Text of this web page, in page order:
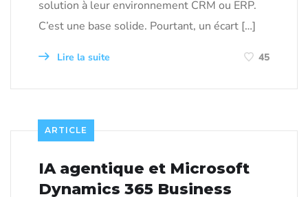
solution à leur environnement CRM ou ERP.
C’est une base solide. Pourtant, un écart […]
Lire la suite 45
ARTICLE
IA agentique et Microsoft
Dynamics 365 Business